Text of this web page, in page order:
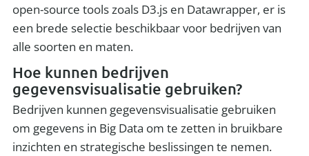
open-source tools zoals D3.js en Datawrapper, er is
een brede selectie beschikbaar voor bedrijven van
alle soorten en maten.
Hoe kunnen bedrijven
gegevensvisualisatie gebruiken?
Bedrijven kunnen gegevensvisualisatie gebruiken
om gegevens in Big Data om te zetten in bruikbare
inzichten en strategische beslissingen te nemen.